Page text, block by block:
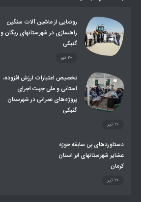
تشکیلات اداری
رونمایی از ماشین آلات سنگین
راهسازی در شهرستانهای ریگان و
گنبکی
۲۰ تیر
تخصیص اعتبارات ارزش افزوده،
استانی و ملی جهت اجرای
پروژه‌های عمرانی در شهرستان
گنبکی
۲۰ تیر
دستاوردهای بی سابقه حوزه
عشایر شهرستانهای ابر استان
کرمان
۲۰ تیر